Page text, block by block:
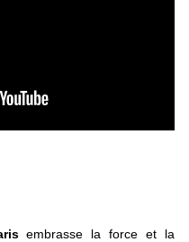
embrasse la force et la